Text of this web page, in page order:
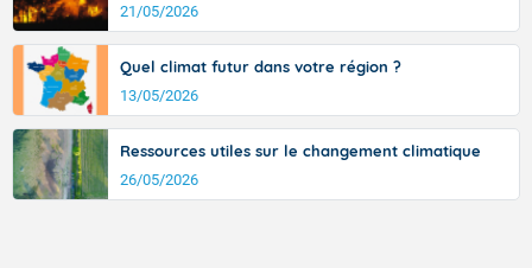
Soleil et ciel bleu prédominent.
Températures maximales : 37 degrés. Ces
températures sont très au-dessus des valeurs de
saison.
Vent de Nord-Ouest assez faible.
21/05/2026
Quel climat futur dans votre région ?
13/05/2026
Ressources utiles sur le changement climatique
26/05/2026